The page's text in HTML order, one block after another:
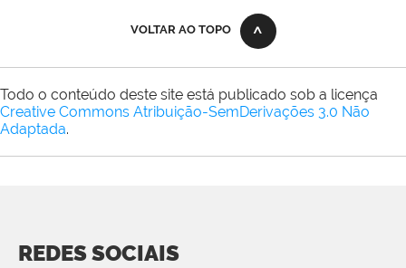
VOLTAR AO TOPO
Todo o conteúdo deste site está publicado sob a licença
Creative Commons Atribuição-SemDerivações 3.0 Não
Adaptada.
REDES SOCIAIS